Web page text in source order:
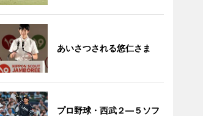
あいさつされる悠仁さま
プロ野球・西武２―５ソフ